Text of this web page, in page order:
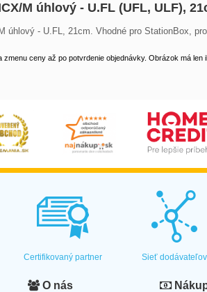
M úhlový - U.FL (UFL, ULF),
úhlový - U.FL, 21cm. Vhodné pro StationBox,
ceny až po potvrdenie objednávky. Obrázok má len
Certifikovaný partner Sieť dodávateľov
O nás